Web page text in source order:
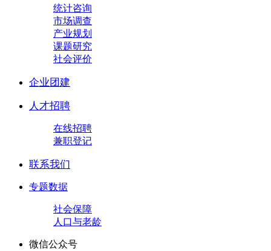
统计咨询
市场调查
产业规划
课题研究
社会评价
企业团建
人才招聘
在线招聘
兼职登记
联系我们
专题数据
社会保障
人口与老龄
微信公众号